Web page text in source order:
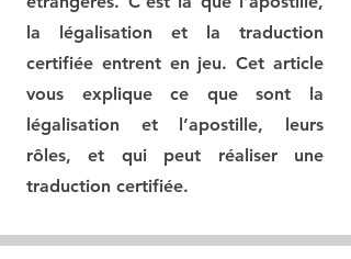
la légalisation et la traduction
certifiée entrent en jeu. Cet article
vous explique ce que sont la
légalisation et l’apostille, leurs
rôles, et qui peut réaliser une
traduction certifiée.